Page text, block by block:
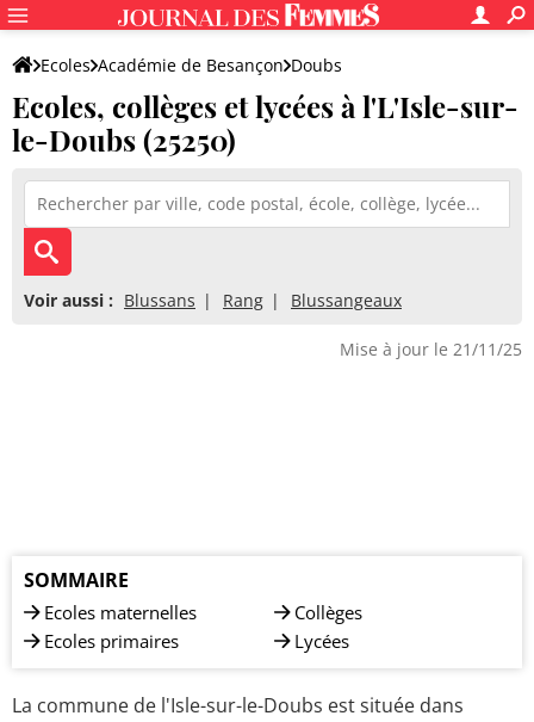
Ecoles Académie de Besançon Doubs
Ecoles, collèges et lycées à l'L'Isle-sur-
le-Doubs (25250)
Voir aussi : Blussans Rang Blussangeaux
Mise à jour le 21/11/25
SOMMAIRE
Ecoles maternelles
Ecoles primaires
Collèges
Lycées
La commune de l'Isle-sur-le-Doubs est située dans